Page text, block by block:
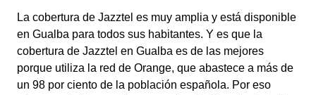
La cobertura de Jazztel es muy amplia y está disponible
en Gualba para todos sus habitantes. Y es que la
cobertura de Jazztel en Gualba es de las mejores
porque utiliza la red de Orange, que abastece a más de
un 98 por ciento de la población española. Por eso